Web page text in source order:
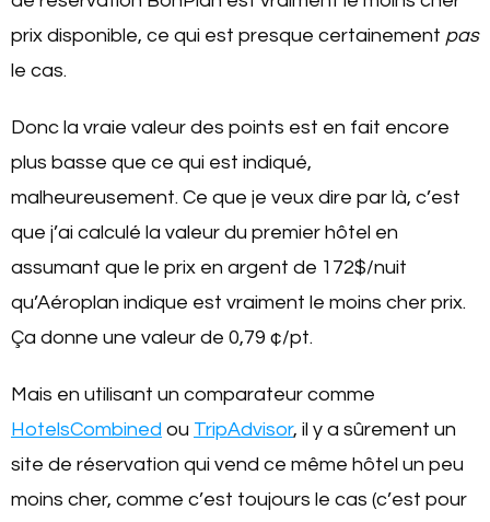
prix disponible, ce qui est presque certainement pas
le cas.
Donc la vraie valeur des points est en fait encore
plus basse que ce qui est indiqué,
malheureusement. Ce que je veux dire par là, c’est
que j’ai calculé la valeur du premier hôtel en
assumant que le prix en argent de 172$/nuit
qu’Aéroplan indique est vraiment le moins cher prix.
Ça donne une valeur de 0,79 ¢/pt.
Mais en utilisant un comparateur comme
HotelsCombined ou TripAdvisor, il y a sûrement un
site de réservation qui vend ce même hôtel un peu
moins cher, comme c’est toujours le cas (c’est pour